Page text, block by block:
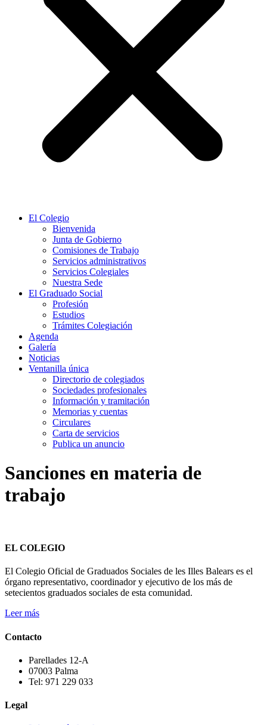
El Colegio
Bienvenida
Junta de Gobierno
Comisiones de Trabajo
Servicios administrativos
Servicios Colegiales
Nuestra Sede
El Graduado Social
Profesión
Estudios
Trámites Colegiación
Agenda
Galería
Noticias
Ventanilla única
Directorio de colegiados
Sociedades profesionales
Información y tramitación
Memorias y cuentas
Circulares
Carta de servicios
Publica un anuncio
Sanciones en materia de
trabajo
EL COLEGIO
El Colegio Oficial de Graduados Sociales de les Illes Balears es el
órgano representativo, coordinador y ejecutivo de los más de
setecientos graduados sociales de esta comunidad.
Leer más
Contacto
Parellades 12-A
07003 Palma
Tel: 971 229 033
Legal